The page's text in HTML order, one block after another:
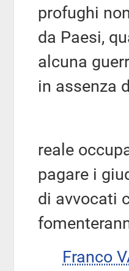
profughi
da Paesi,
alcuna
in assenza
reale
pagare i
di avvocati
Franco